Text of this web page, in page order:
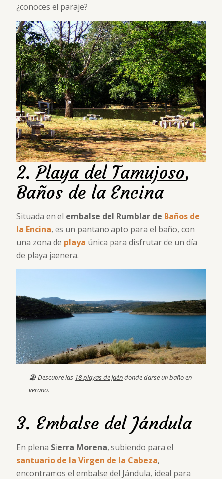
¿conoces el paraje?
2.Playa del Tamujoso,
Baños de la Encina
Situada en el embalse del Rumblar de Baños de
la Encina, es un pantano apto para el baño, con
una zona de playa única para disfrutar de un día
de playa jaenera.
🏖 Descubre las 18 playas de Jaéndonde darse un baño en
verano.
3. Embalse del Jándula
En plena Sierra Morena, subiendo para el
santuario de la Virgen de la Cabeza,
encontramos el embalse del Jándula, ideal para